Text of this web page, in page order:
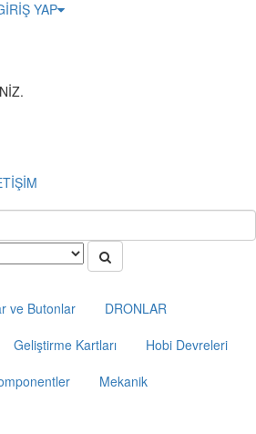
YAP
ve Butonlar
DRONLAR
Geliştirme Kartları
Hobi Devreleri
Mekanik